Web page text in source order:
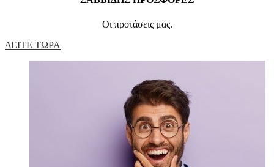
Οι προτάσεις μας.
ΔΕΙΤΕ ΤΩΡΑ